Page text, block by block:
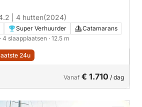
| 4 hutten(2024)
Super Verhuurder
Catamarans
· 4 slaapplaatsen · 12.5 m
24u
Vanaf € 1.710 / dag